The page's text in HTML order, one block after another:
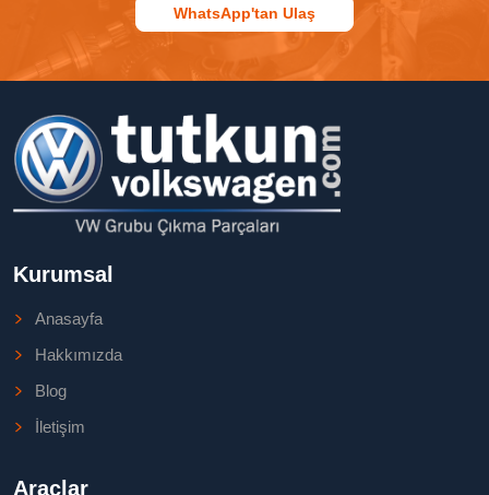
WhatsApp'tan Ulaş
Kurumsal
Anasayfa
Hakkımızda
Blog
İletişim
Araçlar